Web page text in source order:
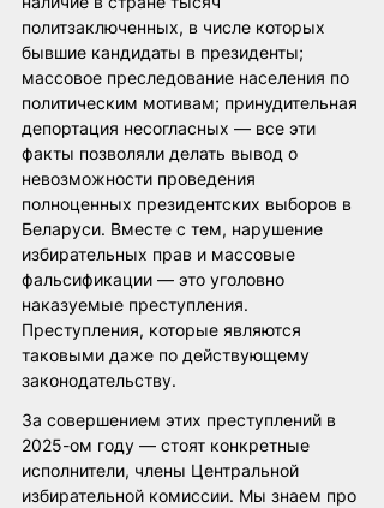
политзаключенных, в числе которых
бывшие кандидаты в президенты;
массовое преследование населения по
политическим мотивам; принудительная
депортация несогласных — все эти
факты позволяли делать вывод о
невозможности проведения
полноценных президентских выборов в
Беларуси. Вместе с тем, нарушение
избирательных прав и массовые
фальсификации — это уголовно
наказуемые преступления.
Преступления, которые являются
таковыми даже по действующему
законодательству.
За совершением этих преступлений в
2025-ом году — стоят конкретные
исполнители, члены Центральной
избирательной комиссии. Мы знаем про